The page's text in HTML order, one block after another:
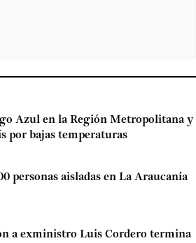
Azul en la Región Metropolitana y
por bajas temperaturas
personas aisladas en La Araucanía
a exministro Luis Cordero termina